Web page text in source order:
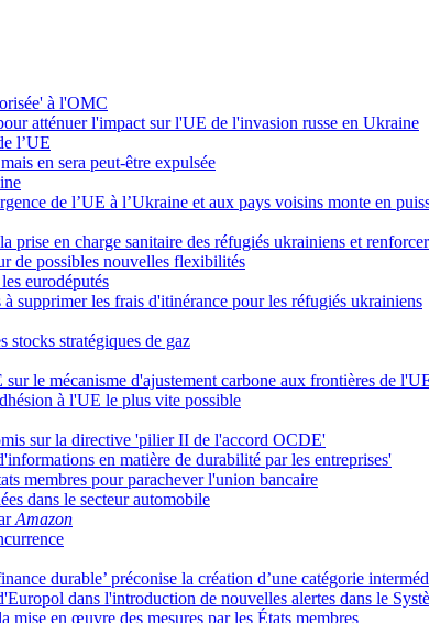
à l'OMC
atténuer l'impact sur l'UE de l'invasion russe en Ukraine
l’UE
en sera peut-être expulsée
de l’UE à l’Ukraine et aux pays voisins monte en
en charge sanitaire des réfugiés ukrainiens et
de possibles nouvelles flexibilités
eurodéputés
supprimer les frais d'itinérance pour les réfugiés ukrainiens
stocks stratégiques de gaz
le mécanisme d'ajustement carbone aux frontières de
à l'UE le plus vite possible
sur la directive 'pilier II de l'accord OCDE'
en matière de durabilité par les entreprises'
membres pour parachever l'union bancaire
dans le secteur automobile
Amazon
durable’ préconise la création d’une catégorie
dans l'introduction de nouvelles alertes dans le
en œuvre des mesures par les États membres